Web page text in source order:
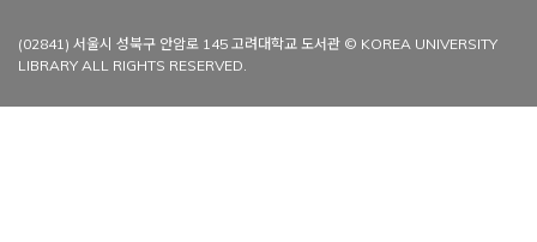
(02841) 서울시 성북구 안암로 145 고려대학교 도서관 © KOREA UNIVERSITY
LIBRARY ALL RIGHTS RESERVED.